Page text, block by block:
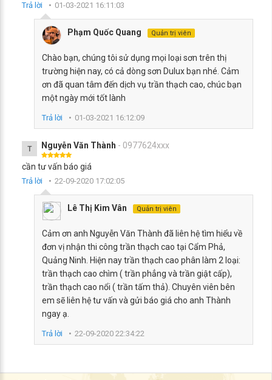
Trả lời 01-03-2021 16:11:03
Phạm Quốc Quang Quản trị viên
Chào bạn, chúng tôi sử dụng mọi loại sơn trên thị
trường hiện nay, có cả dòng sơn Dulux bạn nhé. Cảm
ơn đã quan tâm đến dịch vụ trần thạch cao, chúc bạn
một ngày mới tốt lành
Trả lời 01-03-2021 16:12:09
T Nguyễn Văn Thành - 0977624xxx
cần tư vấn báo giá
Trả lời 22-09-2020 17:02:05
Lê Thị Kim Vân Quản trị viên
Cảm ơn anh Nguyễn Văn Thành đã liên hệ tìm hiểu về
đơn vị nhận thi công trần thạch cao tại Cẩm Phả,
Quảng Ninh. Hiện nay trần thạch cao phân làm 2 loại:
trần thạch cao chìm ( trần phẳng và trần giật cấp),
trần thạch cao nổi ( trần tấm thả). Chuyên viên bên
em sẽ liên hệ tư vấn và gửi báo giá cho anh Thành
ngay ạ.
Trả lời 22-09-2020 22:34:22